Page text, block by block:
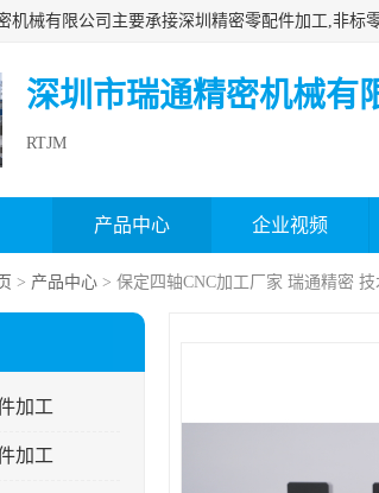
深圳市瑞通精密机械有
RTJM
产品中心 企业视频
> 产品中心 > 保定四轴CNC加工厂家 瑞通精密
加工
加工